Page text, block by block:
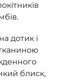
дотик і
блиск,